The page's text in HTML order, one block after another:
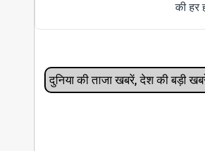
की हर
दुनिया की ताजा खबरें, देश की बड़ी